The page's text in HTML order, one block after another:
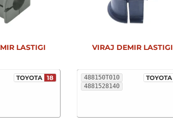
TOYOTA 18
LASTIGI
488150T010
4881528140
TOYOTA
VIRAJ DEMIR LASTIGI